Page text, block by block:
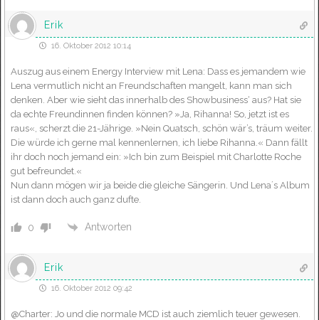
Erik
16. Oktober 2012 10:14
Auszug aus einem Energy Interview mit Lena: Dass es jemandem wie
Lena vermutlich nicht an Freundschaften mangelt, kann man sich
denken. Aber wie sieht das innerhalb des Showbusiness‘ aus? Hat sie
da echte Freundinnen finden können? »Ja, Rihanna! So, jetzt ist es
raus«, scherzt die 21-Jährige. »Nein Quatsch, schön wär’s, träum weiter.
Die würde ich gerne mal kennenlernen, ich liebe Rihanna.« Dann fällt
ihr doch noch jemand ein: »Ich bin zum Beispiel mit Charlotte Roche
gut befreundet.«
Nun dann mögen wir ja beide die gleiche Sängerin. Und Lena´s Album
ist dann doch auch ganz dufte.
0 Antworten
Erik
16. Oktober 2012 09:42
@Charter: Jo und die normale MCD ist auch ziemlich teuer gewesen.